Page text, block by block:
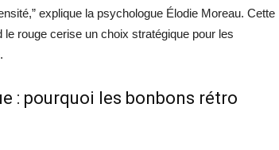
explique la psychologue Élodie Moreau. Cette
rouge cerise un choix stratégique pour les
: pourquoi les bonbons rétro